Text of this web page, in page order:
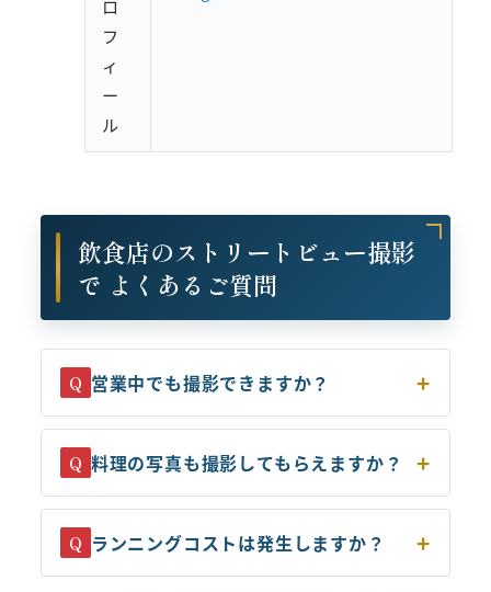
ロ
フ
ィ
ー
ル
飲食店のストリートビュー撮影
で よくあるご質問
Q 営業中でも撮影できますか？
Q 料理の写真も撮影してもらえますか？
Q ランニングコストは発生しますか？